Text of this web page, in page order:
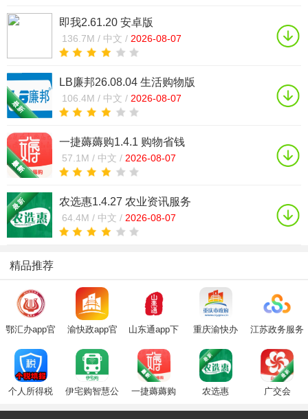
即我2.61.20 安卓版
136.7M / 中文 / 2026-08-07
LB廉邦26.08.04 生活购物版
106.4M / 中文 / 2026-08-07
一捷薅薅购1.4.1 购物省钱
57.1M / 中文 / 2026-08-07
农选惠1.4.27 农业资讯服务
64.4M / 中文 / 2026-08-07
精品推荐
鄂汇办app官
新版
渝快政app官
2025
山东通app下
2025最新版
重庆渝快办
版(重庆市政
府)
江苏政务服务
服办)
个人所得税
伊宅购智慧公
一捷薅薅购 农选惠 广交会